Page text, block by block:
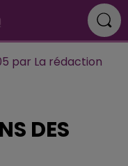
par La rédaction
DES